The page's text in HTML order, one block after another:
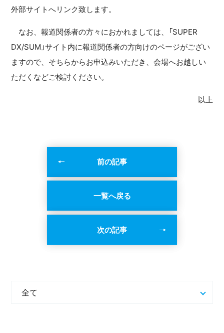
外部サイトへリンク致します。
なお、報道関係者の方々におかれましては、「SUPER
DX/SUM」サイト内に報道関係者の方向けのページがござい
ますので、そちらからお申込みいただき、会場へお越しい
ただくなどご検討ください。
以上
前の記事
一覧へ戻る
次の記事